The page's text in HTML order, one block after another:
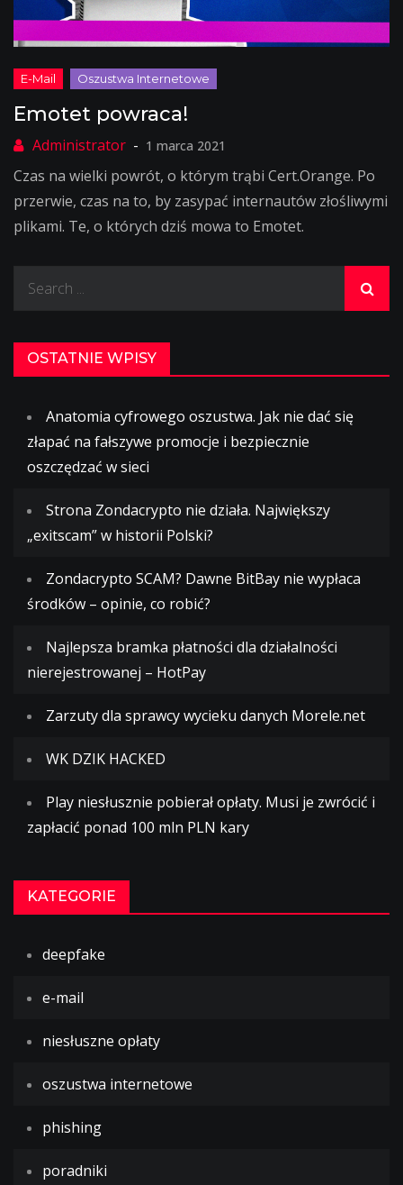
Emotet powraca!
1 marca 2021
Czas na wielki powrót, o którym trąbi Cert.Orange. Po
przerwie, czas na to, by zasypać internautów złośliwymi
plikami. Te, o których dziś mowa to Emotet.
OSTATNIE WPISY
Anatomia cyfrowego oszustwa. Jak nie dać się
złapać na fałszywe promocje i bezpiecznie
oszczędzać w sieci
Strona Zondacrypto nie działa. Największy
„exitscam” w historii Polski?
Zondacrypto SCAM? Dawne BitBay nie wypłaca
środków – opinie, co robić?
Najlepsza bramka płatności dla działalności
nierejestrowanej – HotPay
Zarzuty dla sprawcy wycieku danych Morele.net
WK DZIK HACKED
Play niesłusznie pobierał opłaty. Musi je zwrócić i
zapłacić ponad 100 mln PLN kary
KATEGORIE
deepfake
e-mail
niesłuszne opłaty
oszustwa internetowe
phishing
poradniki